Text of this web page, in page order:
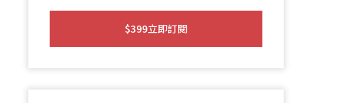
$399立即訂閱